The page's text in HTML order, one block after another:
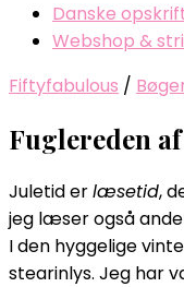
Danske
Webshop &
Fiftyfabulous /
Fuglereden
Juletid erlæsetid,
jeg læser også
I den hyggelige
stearinlys. Jeg har